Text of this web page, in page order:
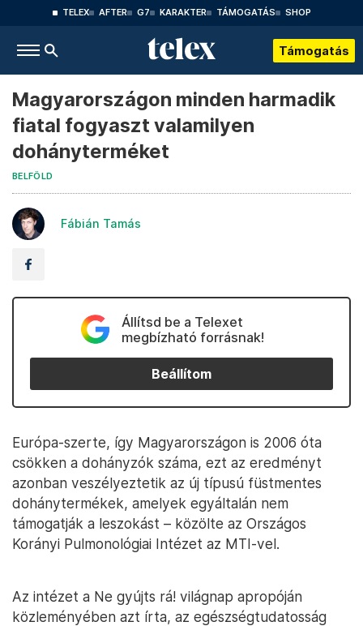
TELEX AFTER G7 KARAKTER TÁMOGATÁS SHOP
Támogatás
Magyarországon minden harmadik
fiatal fogyaszt valamilyen
dohányterméket
BELFÖLD
Fábián Tamás
Állítsd be a Telexet
megbízható forrásnak!
Beállítom
Európa-szerte, így Magyarországon is 2006 óta
csökken a dohányzók száma, ezt az eredményt
azonban veszélyeztetik az új típusú füstmentes
dohánytermékek, amelyek egyáltalán nem
támogatják a leszokást – közölte az Országos
Korányi Pulmonológiai Intézet az MTI-vel.
Az intézet a Ne gyújts rá! világnap apropóján
közleményében azt írta, az egészségtudatosság